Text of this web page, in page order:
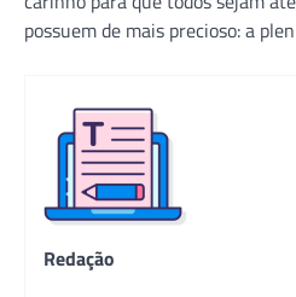
possuem de mais precioso: a
Redação